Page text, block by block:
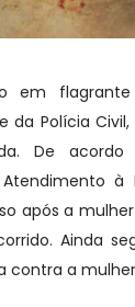
em
da Polícia
De
após a
Ainda
contra a